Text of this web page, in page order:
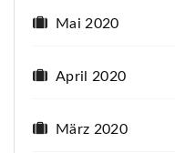
Mai 2020
April 2020
März 2020